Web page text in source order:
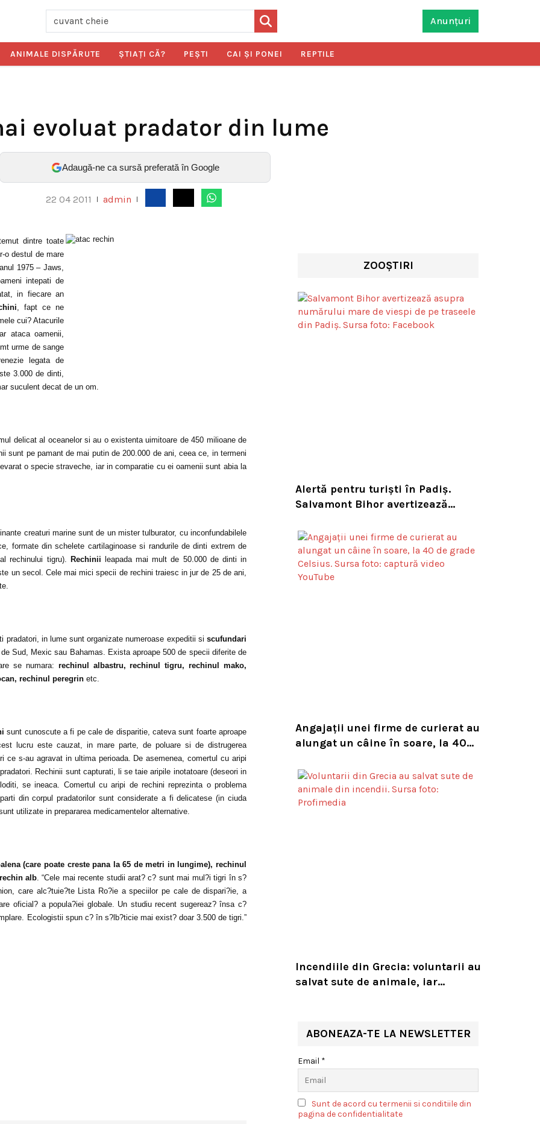
Anunțuri
ANIMALE DISPĂRUTE ŞTIAŢI CĂ? PEŞTI CAI ŞI PONEI REPTILE
evoluat pradator din lume
Adaugă-ne ca sursă preferată în Google
22 04 2011 admin
dintre toate
o destul de mare
1975 – Jaws,
intepati de
in fiecare an
, fapt ce ne
cui? Atacurile
ataca oamenii,
urme de sange
legata de
3.000 de dinti,
suculent decat de un om.
delicat al oceanelor si au o existenta uimitoare de 450 milioane de
sunt pe pamant de mai putin de 200.000 de ani, ceea ce, in termeni
o specie straveche, iar in comparatie cu ei oamenii sunt abia la
creaturi marine sunt de un mister tulburator, cu inconfundabilele
formate din schelete cartilaginoase si randurile de dinti extrem de
rechinului tigru). Rechinii
leapada mai mult de 50.000 de dinti in
un secol. Cele mai mici specii de rechini traiesc in jur de 25 de ani,
in lume sunt organizate numeroase expeditii si scufundari
Sud, Mexic sau Bahamas. Exista aproape 500 de specii diferite de
se numara: rechinul albastru, rechinul tigru, rechinul mako,
rechinul peregrin etc.
sunt cunoscute a fi pe cale de disparitie, cateva sunt foarte aproape
lucru este cauzat, in mare parte, de poluare si de distrugerea
ce s-au agravat in ultima perioada. De asemenea, comertul cu aripi
Rechinii sunt capturati, li se taie aripile inotatoare (deseori in
se ineaca. Comertul cu aripi de rechini reprezinta o problema
din corpul pradatorilor sunt considerate a fi delicatese (in ciuda
utilizate in prepararea medicamentelor alternative.
(care poate creste pana la 65 de metri in lungime), rechinul
alb. “Cele mai recente studii arat? c? sunt mai mul?i tigri în s?
care alc?tuie?te Lista Ro?ie a speciilor pe cale de dispari?ie, a
oficial? a popula?iei globale. Un studiu recent sugereaz? însa c?
Ecologistii spun c? în s?lb?ticie mai exist? doar 3.500 de tigri.”
ZOOȘTIRI
Alertă pentru turiști în Padiș.
Salvamont Bihor avertizează
de pe trasee
Angajații unei firme de curierat au
alungat un câine în soare, la 40
concediat și caută acum animalul
Incendiile din Grecia: voluntarii au
salvat sute de animale, iar
ABONEAZA-TE LA NEWSLETTER
Email *
Sunt de acord cu termenii si conditiile din
pagina de confidentialitate